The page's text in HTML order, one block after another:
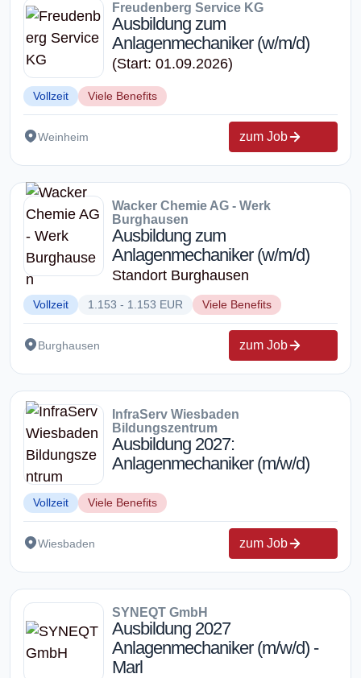
Freudenberg Service KG
Ausbildung zum
Anlagenmechaniker (w/m/d)
(Start: 01.09.2026)
Vollzeit Viele Benefits
Weinheim zum Job
Wacker Chemie AG - Werk
Burghausen
Ausbildung zum
Anlagenmechaniker (w/m/d)
Standort Burghausen
Vollzeit 1.153 - 1.153 EUR Viele Benefits
Burghausen zum Job
InfraServ Wiesbaden
Bildungszentrum
Ausbildung 2027:
Anlagenmechaniker (m/w/d)
Vollzeit Viele Benefits
Wiesbaden zum Job
SYNEQT GmbH
Ausbildung 2027
Anlagenmechaniker (m/w/d) -
Marl